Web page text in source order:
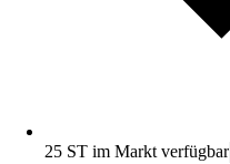
25 ST im Markt verfügbar